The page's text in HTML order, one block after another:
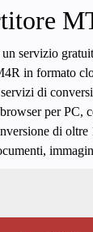
servizio
in formato
di
per PC,
di